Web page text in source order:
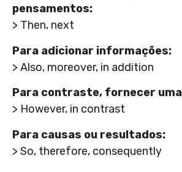
pensamentos:
> Then, next
Para adicionar informações:
> Also, moreover, in addition
Para contraste, fornecer
> However, in contrast
Para causas ou resultados:
> So, therefore, consequently